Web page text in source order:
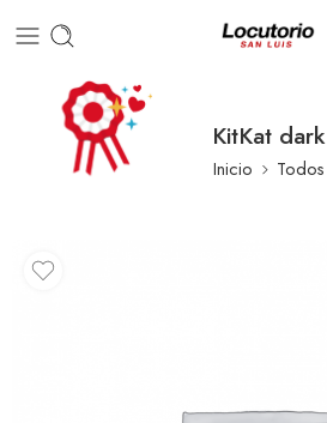
KitKat dark
Inicio Todos